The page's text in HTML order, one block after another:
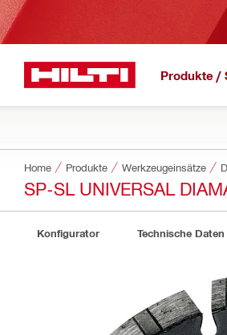
Produkte /
Home Produkte Werkzeugeinsätze
SP-SL UNIVERSAL
Konfigurator Technische Daten